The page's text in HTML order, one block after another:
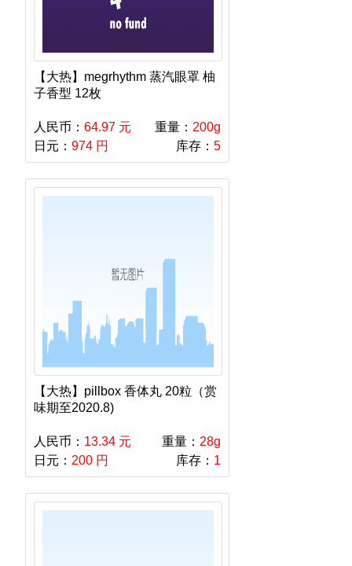
【大热】megrhythm 蒸汽眼罩 柚
子香型 12枚
人民币： 64.97 元 重量： 200g
日元： 974 円 库存： 5
【大热】pillbox 香体丸 20粒（赏
味期至2020.8)
人民币： 13.34 元 重量： 28g
日元： 200 円 库存： 1